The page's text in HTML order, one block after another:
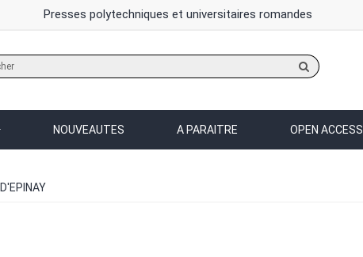
Presses polytechniques et universitaires romandes
sur
site
NOUVEAUTES A PARAITRE OPEN ACCESS